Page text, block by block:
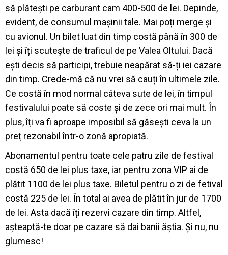
să plătești pe carburant cam 400-500 de lei. Depinde,
evident, de consumul mașinii tale. Mai poți merge și
cu avionul. Un bilet luat din timp costă până în 300 de
lei și îți scutește de traficul de pe Valea Oltului. Dacă
ești decis să participi, trebuie neapărat să-ți iei cazare
din timp. Crede-mă că nu vrei să cauți în ultimele zile.
Ce costă în mod normal câteva sute de lei, în timpul
festivalului poate să coste și de zece ori mai mult. În
plus, îți va fi aproape imposibil să găsești ceva la un
preț rezonabil într-o zonă apropiată.
Abonamentul pentru toate cele patru zile de festival
costă 650 de lei plus taxe, iar pentru zona VIP ai de
plătit 1100 de lei plus taxe. Biletul pentru o zi de fetival
costă 225 de lei. În total ai avea de plătit în jur de 1700
de lei. Asta dacă îți rezervi cazare din timp. Altfel,
așteaptă-te doar pe cazare să dai banii ăștia. Și nu, nu
glumesc!